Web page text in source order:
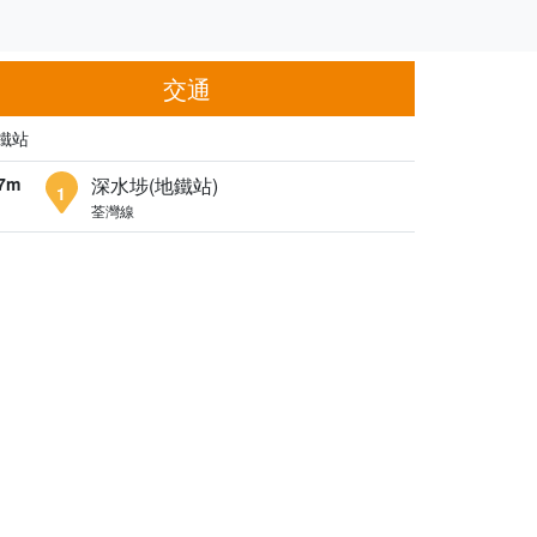
交通
站
1 深水埗(地鐵站)
荃灣線